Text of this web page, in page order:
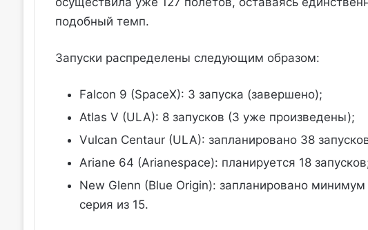
подобный темп.
Запуски распределены следующим образом:
Falcon 9 (SpaceX): 3 запуска (завершено);
Atlas V (ULA): 8 запусков (3 уже произведены);
Vulcan Centaur (ULA): запланировано 38
Ariane 64 (Arianespace): планируется 18
New Glenn (Blue Origin): запланировано
серия из 15.